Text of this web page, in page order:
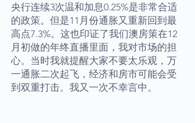
央行连续3次温和加息0.25%是非常合适
的政策。但是11月份通胀又重新回到最
高点7.3%。这也印证了我们澳房策在12
月初做的年终直播里面，我对市场的担
心。当时我就提醒大家不要太乐观，万
一通胀二次起飞，经济和房市可能会受
到双重打击。我又一次不幸言中。